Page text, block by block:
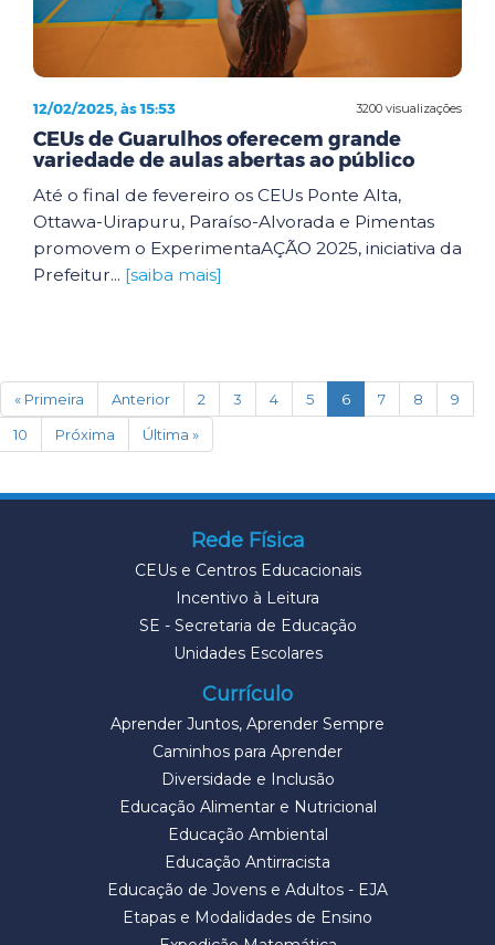
3200 visualizações
12/02/2025, às 15:53
CEUs de Guarulhos oferecem grande
variedade de aulas abertas ao público
Até o final de fevereiro os CEUs Ponte Alta,
Ottawa-Uirapuru, Paraíso-Alvorada e Pimentas
promovem o ExperimentaAÇÃO 2025, iniciativa da
Prefeitur... [saiba mais]
« Primeira Anterior 2 3 4 5 6(current)
7 8
9
10
Próxima Última »
Rede Física
CEUs e Centros Educacionais
Incentivo à Leitura
SE - Secretaria de Educação
Unidades Escolares
Currículo
Aprender Juntos, Aprender Sempre
Caminhos para Aprender
Diversidade e Inclusão
Educação Alimentar e Nutricional
Educação Ambiental
Educação Antirracista
Educação de Jovens e Adultos - EJA
Etapas e Modalidades de Ensino